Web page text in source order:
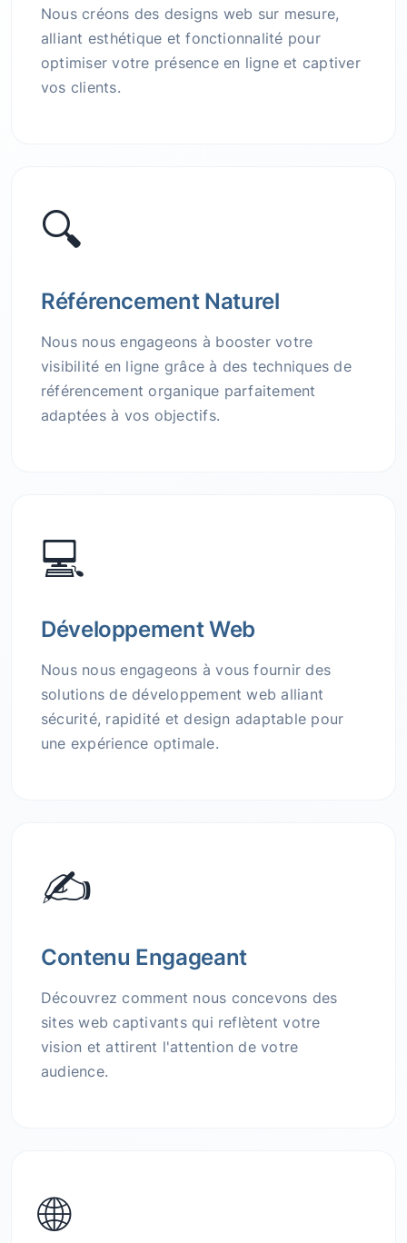
Nous créons des designs web sur mesure,
alliant esthétique et fonctionnalité pour
optimiser votre présence en ligne et captiver
vos clients.
🔍
Référencement Naturel
Nous nous engageons à booster votre
visibilité en ligne grâce à des techniques de
référencement organique parfaitement
adaptées à vos objectifs.
💻
Développement Web
Nous nous engageons à vous fournir des
solutions de développement web alliant
sécurité, rapidité et design adaptable pour
une expérience optimale.
✍️
Contenu Engageant
Découvrez comment nous concevons des
sites web captivants qui reflètent votre
vision et attirent l'attention de votre
audience.
🌐